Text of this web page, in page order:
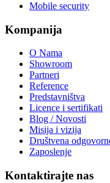
Mobile security
Kompanija
O Nama
Showroom
Partneri
Reference
Predstavništva
Licence i sertifikati
Blog / Novosti
Misija i vizija
Društvena
Zaposlenje
Kontaktirajte nas